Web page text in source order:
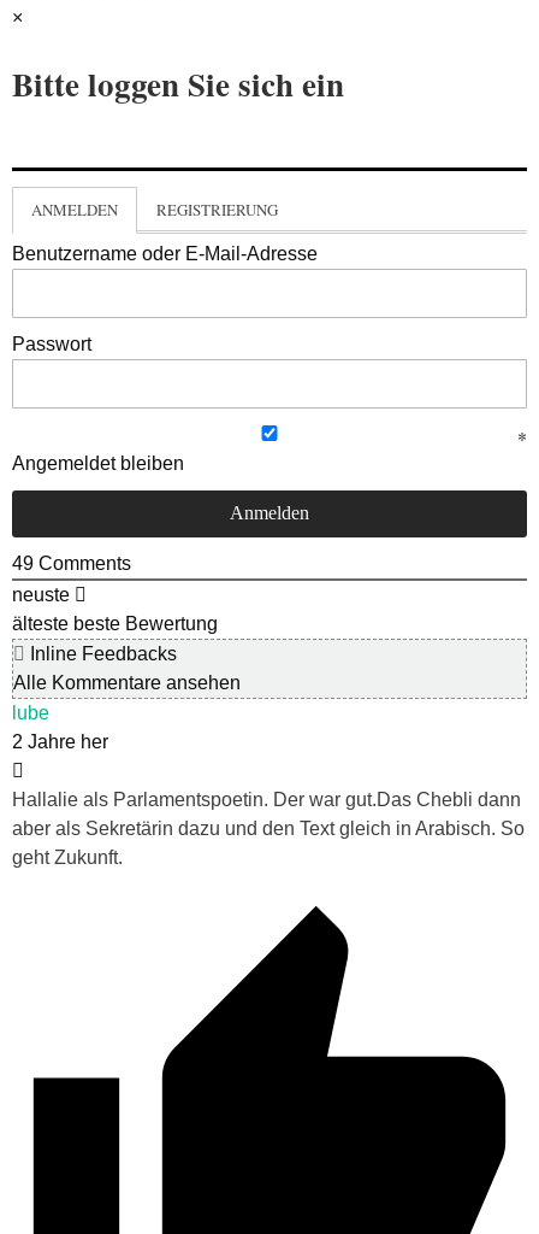
×
Bitte loggen Sie sich ein
ANMELDEN REGISTRIERUNG
Benutzername oder E-Mail-Adresse
Passwort
Angemeldet bleiben
49 Comments
neuste
älteste beste Bewertung
Inline Feedbacks
Alle Kommentare ansehen
lube
2 Jahre her
Hallalie als Parlamentspoetin. Der war gut.Das Chebli dann
aber als Sekretärin dazu und den Text gleich in Arabisch. So
geht Zukunft.